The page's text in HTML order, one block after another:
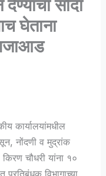
सौदा
घेताना
कार्यालयांमधील
नोंदणी व मुद्रांक
चौधरी यांना १०
विभागाच्या